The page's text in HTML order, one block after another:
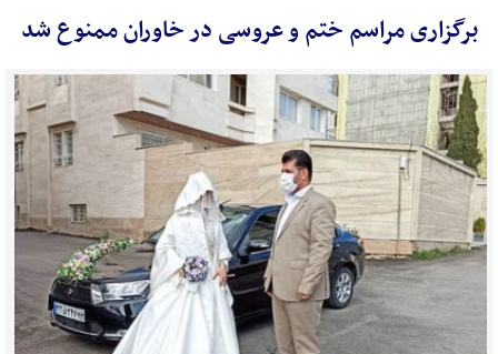
برگزاری مراسم ختم و عروسی در خاوران ممنوع شد